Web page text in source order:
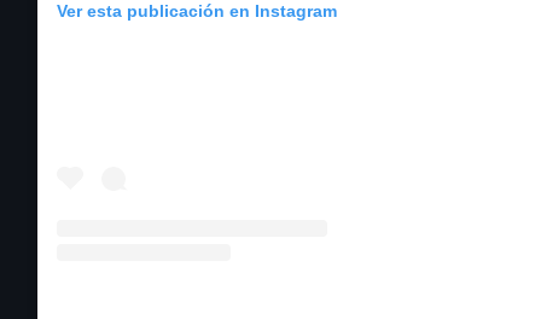
Ver esta publicación en Instagram